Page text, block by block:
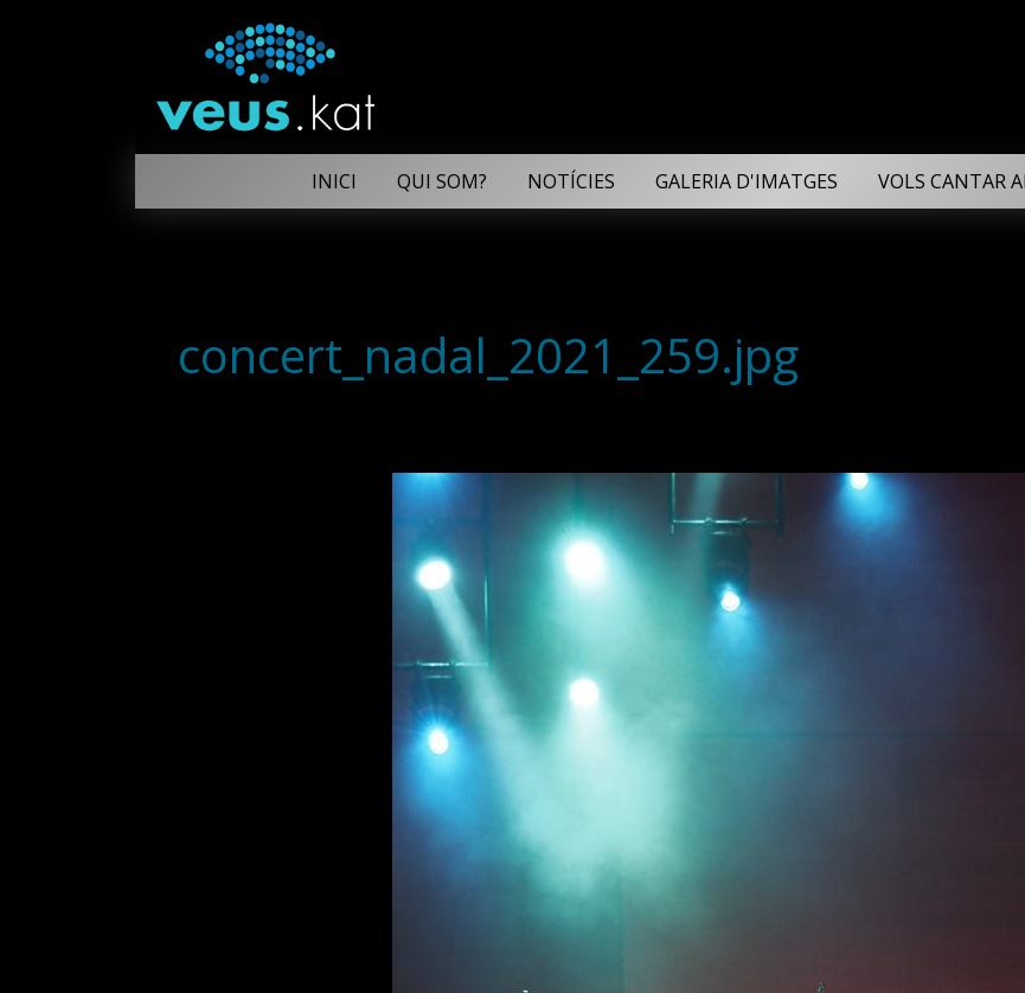
INICI QUI SOM? NOTÍCIES GALERIA D'IMATGES VOLS CANTAR
concert_nadal_2021_259.jpg